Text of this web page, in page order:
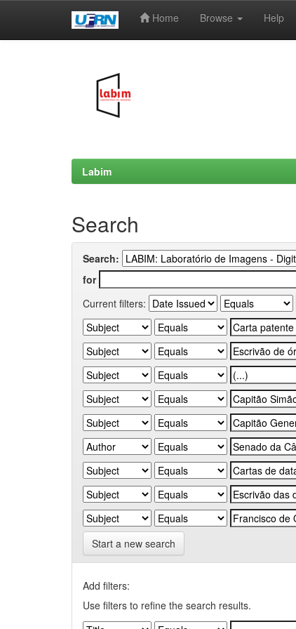
Home Browse Help
Labim
Search
Search:
for
Current filters:
Start a new search
Add filters:
Use filters to refine the search results.